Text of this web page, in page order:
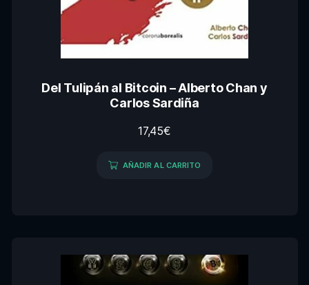
Del Tulipán al Bitcoin – Alberto Chan y
Carlos Sardiña
17,45€
AÑADIR AL CARRITO